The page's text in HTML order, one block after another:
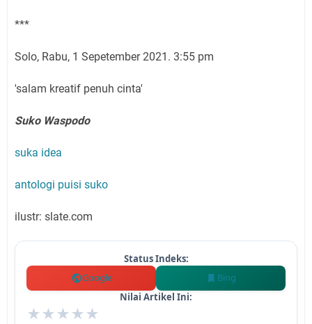
***
Solo, Rabu, 1 Sepetember 2021. 3:55 pm
'salam kreatif penuh cinta'
Suko Waspodo
suka idea
antologi puisi suko
ilustr: slate.com
Status Indeks:
Google
Bing
Nilai Artikel Ini:
★★★★★